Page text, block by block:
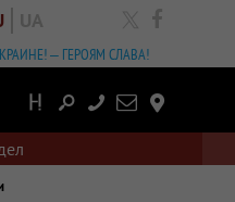
– ГЕРОЯМ СЛАВА!
UA facebook
Написать
письмо
Контакты